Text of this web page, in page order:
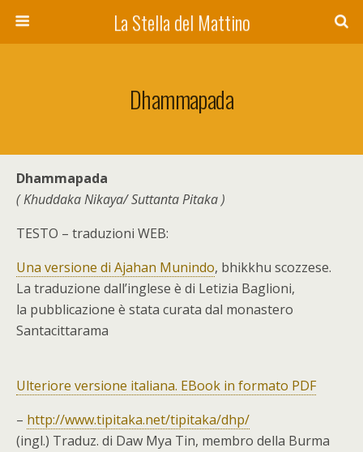
La Stella del Mattino
Dhammapada
Dhammapada
( Khuddaka Nikaya/ Suttanta Pitaka )
TESTO – traduzioni WEB:
Una versione di Ajahan Munindo, bhikkhu scozzese.
La traduzione dall’inglese è di Letizia Baglioni,
la pubblicazione è stata curata dal monastero
Santacittarama
Ulteriore versione italiana. EBook in formato PDF
– http://www.tipitaka.net/tipitaka/dhp/
(ingl.) Traduz. di Daw Mya Tin, membro della Burma